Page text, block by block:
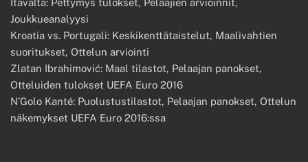
Joukkueanalyysi
Kroatia vs. Portugali: Keskikenttätaistelut, Maalivahtien
suoritukset, Ottelun arviointi
Zlatan Ibrahimović: Maal tilastot, Pelaajan panokset,
Otteluiden tulokset UEFA Euro 2016
N’Golo Kanté: Puolustustilastot, Pelaajan panokset, Ottelun
näkemykset UEFA Euro 2016:ssa